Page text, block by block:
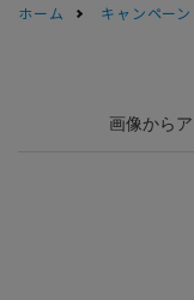
ホーム
キャンペーン